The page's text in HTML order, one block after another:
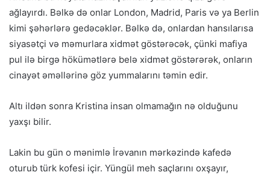
ağlayırdı. Bəlkə də onlar London, Madrid, Paris və ya Berlin
kimi şəhərlərə gedəcəklər. Bəlkə də, onlardan hansılarısa
siyasətçi və məmurlara xidmət göstərəcək, çünki mafiya
pul ilə birgə hökümətlərə belə xidmət göstərərək, onların
cinayət əməllərinə göz yummalarını təmin edir.
Altı ildən sonra Kristina insan olmamağın nə olduğunu
yaxşı bilir.
Lakin bu gün o mənimlə İrəvanın mərkəzində kafedə
oturub türk kofesi içir. Yüngül meh saçlarını oxşayır,